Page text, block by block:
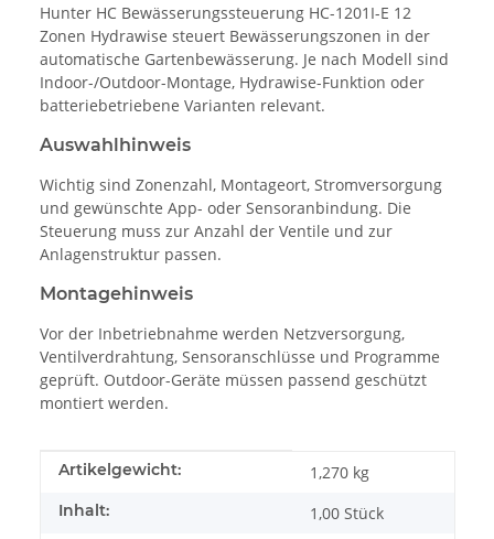
Hunter HC Bewässerungssteuerung HC-1201I-E 12
Zonen Hydrawise steuert Bewässerungszonen in der
automatische Gartenbewässerung. Je nach Modell sind
Indoor-/Outdoor-Montage, Hydrawise-Funktion oder
batteriebetriebene Varianten relevant.
Auswahlhinweis
Wichtig sind Zonenzahl, Montageort, Stromversorgung
und gewünschte App- oder Sensoranbindung. Die
Steuerung muss zur Anzahl der Ventile und zur
Anlagenstruktur passen.
Montagehinweis
Vor der Inbetriebnahme werden Netzversorgung,
Ventilverdrahtung, Sensoranschlüsse und Programme
geprüft. Outdoor-Geräte müssen passend geschützt
montiert werden.
Produkteigenschaft
Wert
Artikelgewicht: 1,270 kg
Inhalt: 1,00 Stück